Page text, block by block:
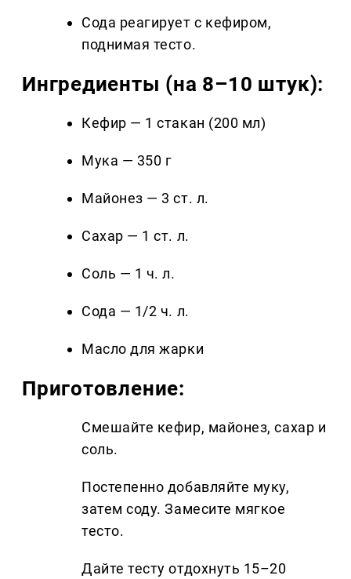
Сода реагирует с кефиром,
поднимая тесто.
Ингредиенты (на 8–10 штук):
Кефир — 1 стакан (200 мл)
Мука — 350 г
Майонез — 3 ст. л.
Сахар — 1 ст. л.
Соль — 1 ч. л.
Сода — 1/2 ч. л.
Масло для жарки
Приготовление:
Смешайте кефир, майонез, сахар и
соль.
Постепенно добавляйте муку,
затем соду. Замесите мягкое
тесто.
Дайте тесту отдохнуть 15–20